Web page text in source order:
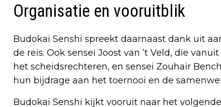
Organisatie en vooruitblik
Budokai Senshi spreekt daarnaast dank uit
de reis. Ook sensei Joost van ’t Veld, die
het scheidsrechteren, en sensei Zouhair
hun bijdrage aan het toernooi en de
Budokai Senshi kijkt vooruit naar het